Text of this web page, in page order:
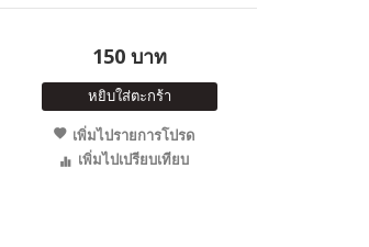
150 บาท
หยิบใส่ตะกร้า
เพิ่มไปรายการโปรด
เพิ่มไปเปรียบเทียบ